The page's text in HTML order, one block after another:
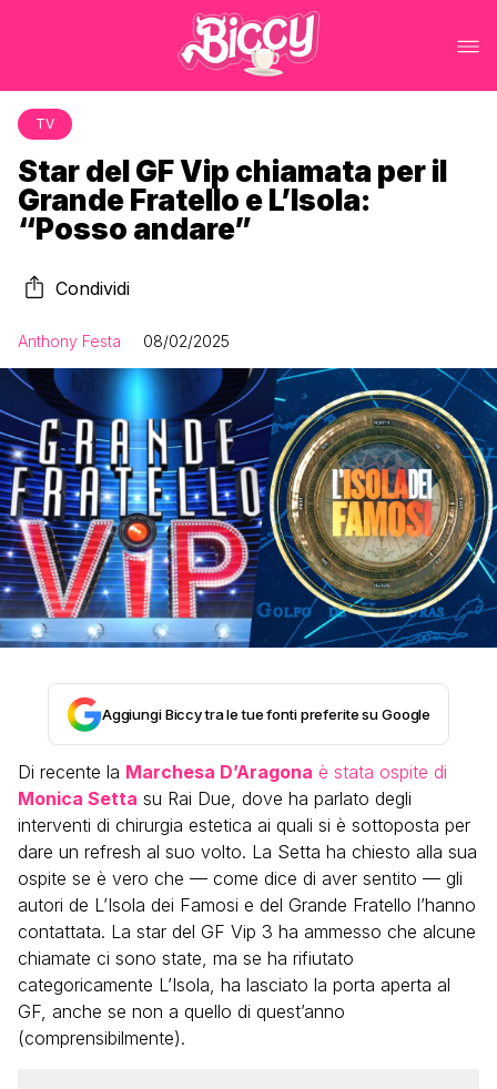
TV
Star del GF Vip chiamata per il
Grande Fratello e L’Isola:
“Posso andare”
Condividi
Anthony Festa 08/02/2025
Aggiungi Biccy tra le tue fonti preferite su Google
Di recente la Marchesa D’Aragona è stata ospite di
Monica Setta su Rai Due, dove ha parlato degli
interventi di chirurgia estetica ai quali si è sottoposta per
dare un refresh al suo volto. La Setta ha chiesto alla sua
ospite se è vero che — come dice di aver sentito — gli
autori de L’Isola dei Famosi e del Grande Fratello l’hanno
contattata. La star del GF Vip 3 ha ammesso che alcune
chiamate ci sono state, ma se ha rifiutato
categoricamente L’Isola, ha lasciato la porta aperta al
GF, anche se non a quello di quest’anno
(comprensibilmente).